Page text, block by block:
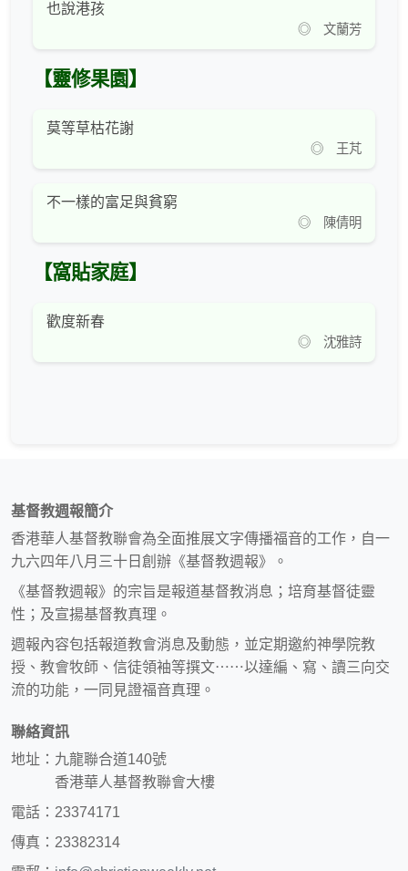
也說港孩
◎ 文蘭芳
【靈修果園】
莫等草枯花謝
◎ 王芃
不一樣的富足與貧窮
◎ 陳倩明
【窩貼家庭】
歡度新春
◎ 沈雅詩
基督教週報簡介
香港華人基督教聯會為全面推展文字傳播福音的工作，自一
九六四年八月三十日創辦《基督教週報》。
《基督教週報》的宗旨是報道基督教消息；培育基督徒靈
性；及宣揚基督教真理。
週報內容包括報道教會消息及動態，並定期邀約神學院教
授、教會牧師、信徒領袖等撰文⋯⋯以達編、寫、讀三向交
流的功能，一同見證福音真理。
聯絡資訊
地址：九龍聯合道140號
香港華人基督教聯會大樓
電話：23374171
傳真：23382314